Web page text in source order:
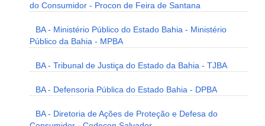
do Consumidor - Procon de Feira de Santana
BA - Ministério Público do Estado Bahia - Ministério
Público da Bahia - MPBA
BA - Tribunal de Justiça do Estado da Bahia - TJBA
BA - Defensoria Pública do Estado Bahia - DPBA
BA - Diretoria de Ações de Proteção e Defesa do